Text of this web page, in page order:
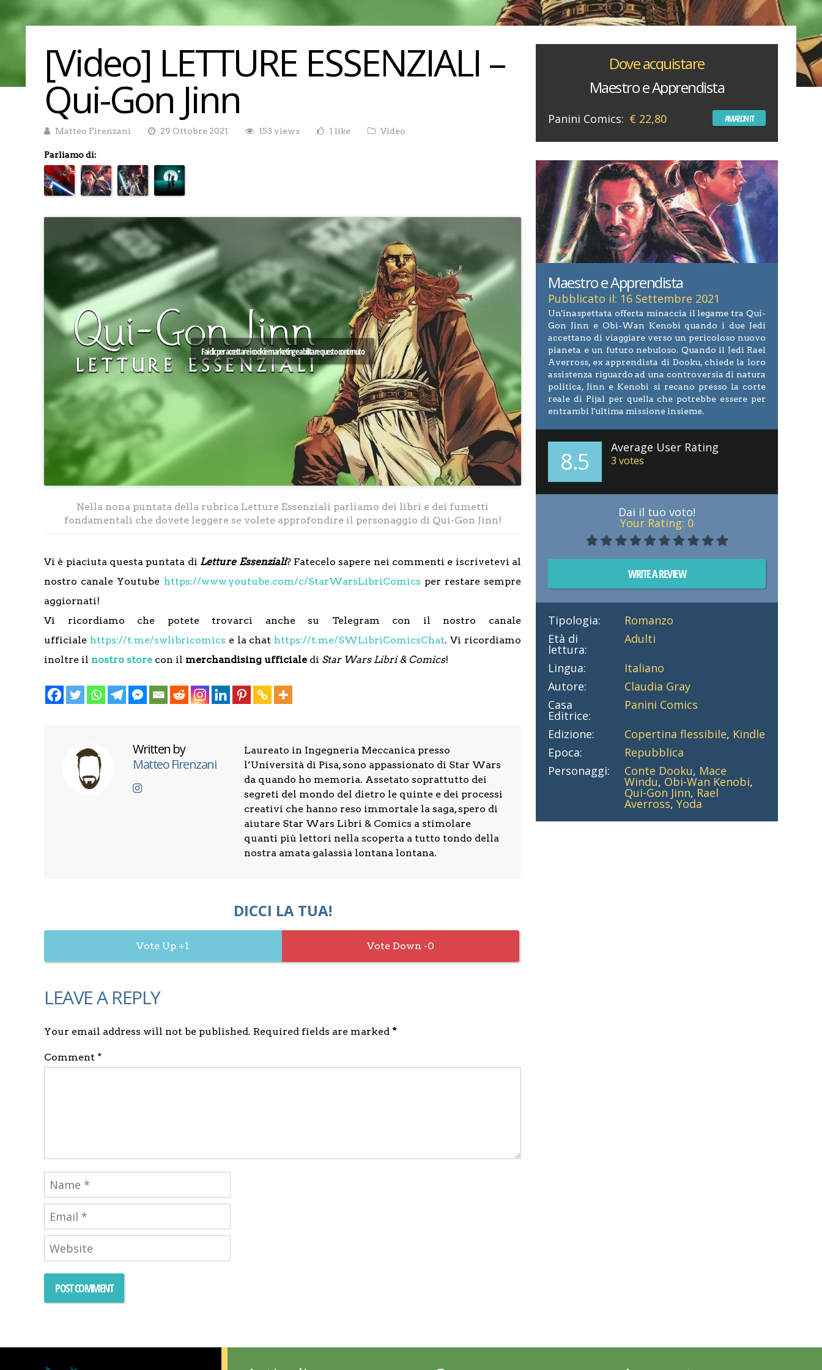
[Video] LETTURE ESSENZIALI –
Qui-Gon Jinn
Matteo Firenzani 29 Ottobre 2021 153 views 1 like Video
Parliamo di:
Fai clic per accettare i cookie marketing e abilitare questo contenuto
Nella nona puntata della rubrica Letture Essenziali parliamo dei libri e dei fumetti
fondamentali che dovete leggere se volete approfondire il personaggio di Qui-Gon Jinn!
Vi è piaciuta questa puntata di Letture Essenziali? Fatecelo sapere nei commenti e iscrivetevi al
nostro canale Youtube https://www.youtube.com/c/StarWarsLibriComics per restare sempre
aggiornati!
Vi ricordiamo che potete trovarci anche su Telegram con il nostro canale
ufficiale https://t.me/swlibricomics e la chat https://t.me/SWLibriComicsChat. Vi ricordiamo
inoltre il nostro store con il merchandising ufficiale di Star Wars Libri & Comics!
Written by
Matteo Firenzani
Laureato in Ingegneria Meccanica presso
l’Università di Pisa, sono appassionato di Star Wars
da quando ho memoria. Assetato soprattutto dei
segreti del mondo del dietro le quinte e dei processi
creativi che hanno reso immortale la saga, spero di
aiutare Star Wars Libri & Comics a stimolare
quanti più lettori nella scoperta a tutto tondo della
nostra amata galassia lontana lontana.
DICCI LA TUA!
1 0
LEAVE A REPLY
Your email address will not be published. Required fields are marked *
Comment *
Dove acquistare
Maestro e Apprendista
Panini Comics: € 22,80 AMAZON IT
Maestro e Apprendista
Pubblicato il: 16 Settembre 2021
Un'inaspettata offerta minaccia il legame tra Qui-
Gon Jinn e Obi-Wan Kenobi quando i due Jedi
accettano di viaggiare verso un pericoloso nuovo
pianeta e un futuro nebuloso. Quando il Jedi Rael
Averross, ex apprendista di Dooku, chiede la loro
assistenza riguardo ad una controversia di natura
politica, Jinn e Kenobi si recano presso la corte
reale di Pijal per quella che potrebbe essere per
entrambi l'ultima missione insieme.
8.5 Average User Rating
3 votes
Dai il tuo voto!
Your Rating: 0
WRITE A REVIEW
Tipologia:
Romanzo
Età di
lettura:
Adulti
Lingua:
Italiano
Autore:
Claudia Gray
Casa
Editrice:
Panini Comics
Edizione:
Copertina flessibile, Kindle
Epoca:
Repubblica
Personaggi:
Conte Dooku, Mace
Windu, Obi-Wan Kenobi,
Qui-Gon Jinn, Rael
Averross, Yoda